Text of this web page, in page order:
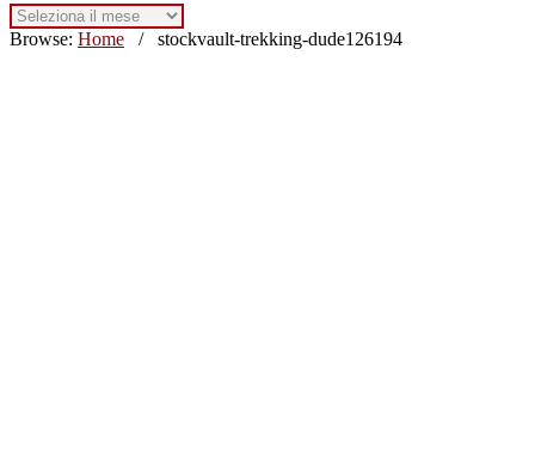
Archivi
Browse: Home / stockvault-trekking-dude126194